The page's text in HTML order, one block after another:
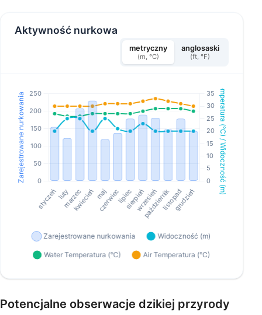
Aktywność nurkowa
metryczny
(m, °C)
anglosaski
(ft, °F)
Potencjalne obserwacje dzikiej przyrody